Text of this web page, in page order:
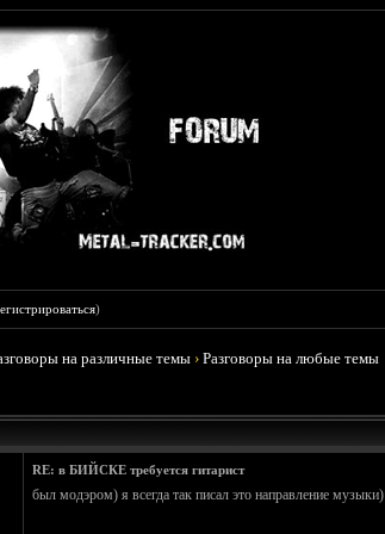
)
на различные темы ›Разговоры на любые темы
RE: в БИЙСКЕ требуется гитарист
был модэром) я всегда так писал это направление музыки)